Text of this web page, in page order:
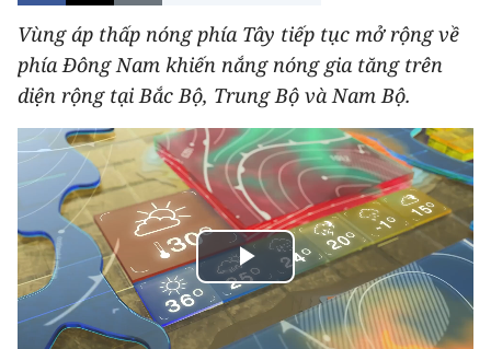
DU LỊCH
THẾ GIỚI
THỂ THAO
GIÁO DỤC
Y TẾ
KHOA HỌC - CÔNG NGHỆ
Vùng áp thấp nóng phía Tây tiếp tục mở rộng về
phía Đông Nam khiến nắng nóng gia tăng trên
diện rộng tại Bắc Bộ, Trung Bộ và Nam Bộ.
Play
Video